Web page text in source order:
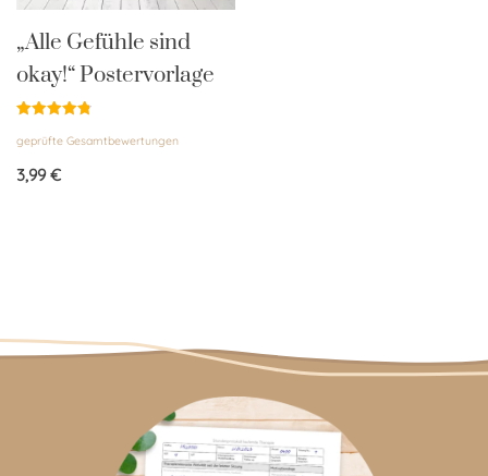
„Alle Gefühle sind
okay!“ Postervorlage
mit
von 5
geprüfte Gesamtbewertungen
3,99€